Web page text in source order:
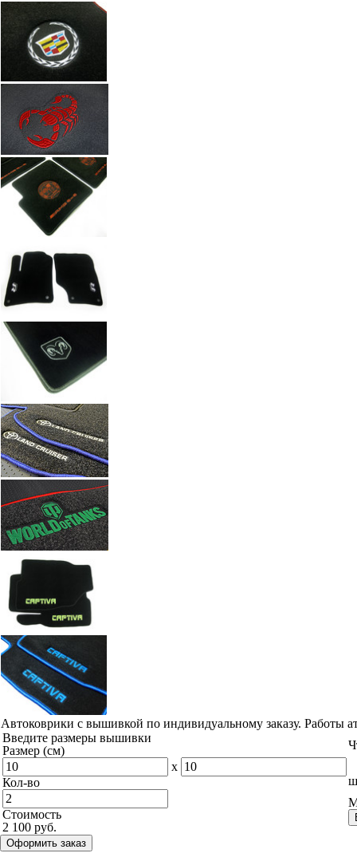
Автоковрики с вышивкой по индивидуальному заказу. Работы
Введите размеры вышивки
Размер (см)
x
Кол-во
Стоимость
2 100 руб.
Оформить заказ